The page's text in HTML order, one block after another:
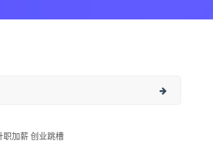
职加薪 创业跳槽